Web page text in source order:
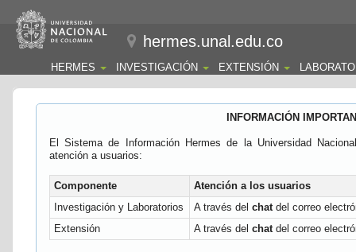
hermes.unal.edu.co
HERMES INVESTIGACIÓN EXTENSIÓN
INFORMACIÓN
El Sistema de Información Hermes de la Universidad
atención a usuarios:
Componente
Atención a los usuarios
Investigación y Laboratorios
A través del chatdel correo
Extensión
A través del chatdel correo